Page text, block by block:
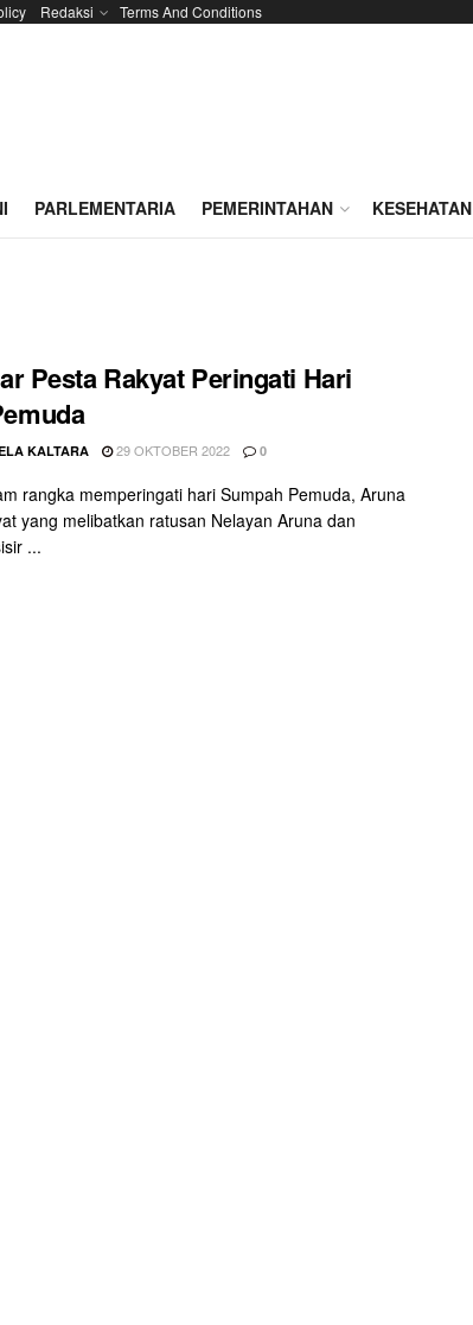
Redaksi Terms And Conditions
PARLEMENTARIA PEMERINTAHAN KESEHATAN
Pesta Rakyat Peringati Hari
KALTARA 29 OKTOBER 2022 0
rangka memperingati hari Sumpah Pemuda, Aruna
yang melibatkan ratusan Nelayan Aruna dan
...